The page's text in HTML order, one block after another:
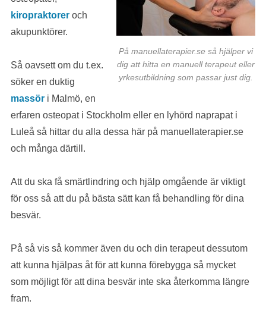
På manuellaterapier.se så hjälper vi
dig att hitta en manuell terapeut eller
yrkesutbildning som passar just dig.
kiropraktoreroch
akupunktörer.
Så oavsett om du t.ex.
söker en duktig
massöri Malmö, en
erfaren osteopat i Stockholm eller en lyhörd naprapat i
Luleå så hittar du alla dessa här på manuellaterapier.se
och många därtill.
Att du ska få smärtlindring och hjälp omgående är viktigt
för oss så att du på bästa sätt kan få behandling för dina
besvär.
På så vis så kommer även du och din terapeut dessutom
att kunna hjälpas åt för att kunna förebygga så mycket
som möjligt för att dina besvär inte ska återkomma längre
fram.